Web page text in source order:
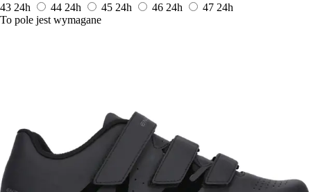
43 24h 44 24h 45 24h 46 24h 47 24h
To pole jest wymagane